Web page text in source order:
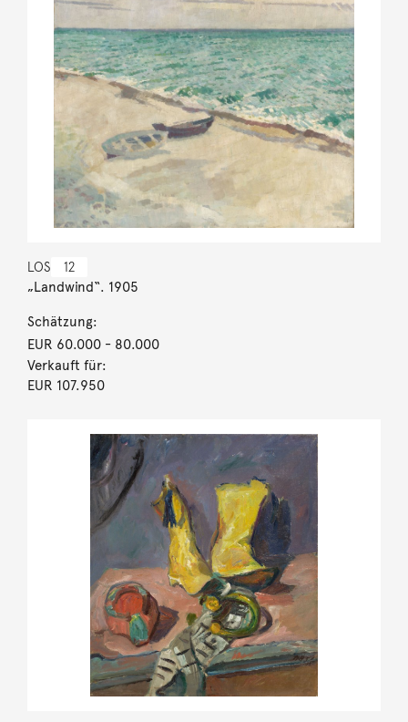
LOS 12
„Landwind“. 1905
Schätzung:
EUR 60.000- 80.000
Verkauft für:
EUR 107.950